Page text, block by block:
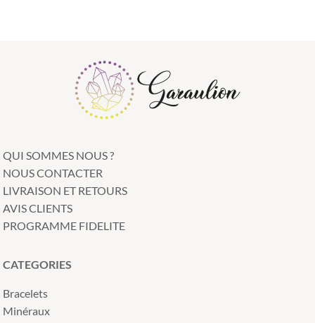
QUI SOMMES NOUS ?
NOUS CONTACTER
LIVRAISON ET RETOURS
AVIS CLIENTS
PROGRAMME FIDELITE
CATEGORIES
Bracelets
Minéraux